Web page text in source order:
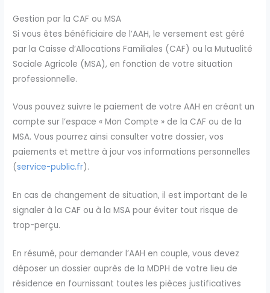
Gestion par la CAF ou MSA
Si vous êtes bénéficiaire de l’AAH, le versement est géré
par la Caisse d’Allocations Familiales (CAF) ou la Mutualité
Sociale Agricole (MSA), en fonction de votre situation
professionnelle.
Vous pouvez suivre le paiement de votre AAH en créant un
compte sur l’espace « Mon Compte » de la CAF ou de la
MSA. Vous pourrez ainsi consulter votre dossier, vos
paiements et mettre à jour vos informations personnelles
(service-public.fr).
En cas de changement de situation, il est important de le
signaler à la CAF ou à la MSA pour éviter tout risque de
trop-perçu.
En résumé, pour demander l’AAH en couple, vous devez
déposer un dossier auprès de la MDPH de votre lieu de
résidence en fournissant toutes les pièces justificatives